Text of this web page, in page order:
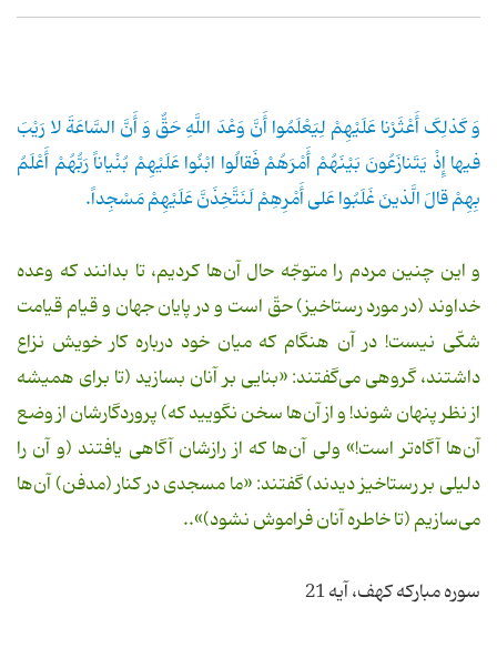
وَ کَذلِکَ أَعْثَرْنا عَلَیْهِمْ لِیَعْلَمُوا أَنَّ وَعْدَ اللَّهِ حَقٌّ وَ أَنَّ السَّاعَةَ لا رَیْبَ
فیها إِذْ یَتَنازَعُونَ بَیْنَهُمْ أَمْرَهُمْ فَقالُوا ابْنُوا عَلَیْهِمْ بُنْیاناً رَبُّهُمْ أَعْلَمُ
بِهِمْ قالَ الَّذینَ غَلَبُوا عَلی أَمْرِهِمْ لَنَتَّخِذَنَّ عَلَیْهِمْ مَسْجِداً.
و این چنین مردم را متوجّه حال آن‌ها کردیم، تا بدانند که وعده
خداوند (در مورد رستاخیز) حقّ است و در پایان جهان و قیام قیامت
شکّی نیست! در آن هنگام که میان خود درباره کار خویش نزاع
داشتند، گروهی می‌گفتند: «بنایی بر آنان بسازید (تا برای همیشه
از نظر پنهان شوند! و از آن‌ها سخن نگویید که) پروردگارشان از وضع
آن‌ها آگاه‌تر است!» ولی آن‌ها که از رازشان آگاهی یافتند (و آن را
دلیلی بر رستاخیز دیدند) گفتند: «ما مسجدی در کنار (مدفن) آن‌ها
می‌سازیم (تا خاطره آنان فراموش نشود)»..
سوره مبارکه کهف، آیه 21